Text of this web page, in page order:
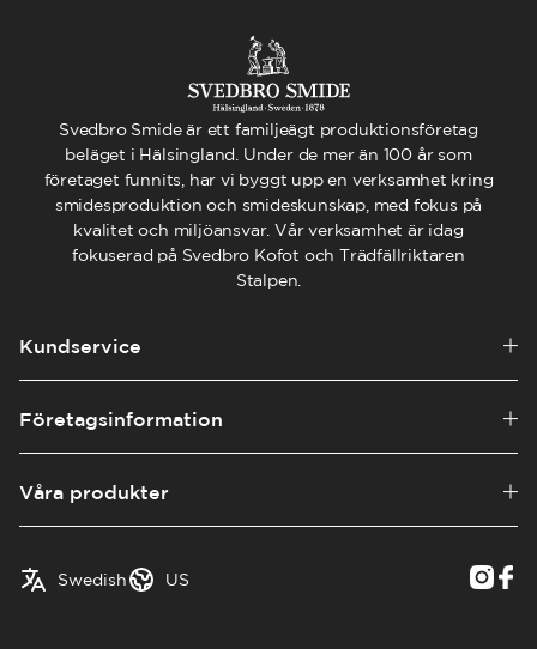
Svedbro Smide är ett familjeägt produktionsföretag
beläget i Hälsingland. Under de mer än 100 år som
företaget funnits, har vi byggt upp en verksamhet kring
smidesproduktion och smideskunskap, med fokus på
kvalitet och miljöansvar. Vår verksamhet är idag
fokuserad på Svedbro Kofot och Trädfällriktaren
Stalpen.
Kundservice
Företagsinformation
Våra produkter
Swedish
English
US
Austria